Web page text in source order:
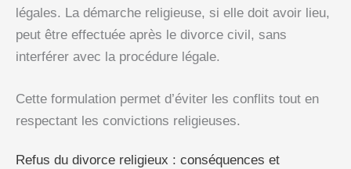
légales. La démarche religieuse, si elle doit avoir lieu,
peut être effectuée après le divorce civil, sans
interférer avec la procédure légale.
Cette formulation permet d’éviter les conflits tout en
respectant les convictions religieuses.
Refus du divorce religieux : conséquences et